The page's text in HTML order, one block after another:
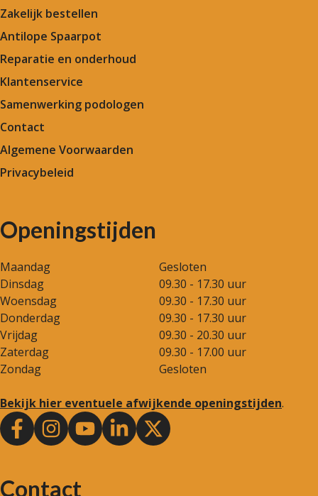
Zakelijk bestellen
Antilope Spaarpot
Reparatie en onderhoud
Klantenservice
Samenwerking podologen
Contact
Algemene Voorwaarden
Privacybeleid
Openingstijden
Maandag
Gesloten
Dinsdag
09.30 - 17.30 uur
Woensdag
09.30 - 17.30 uur
Donderdag
09.30 - 17.30 uur
Vrijdag
09.30 - 20.30 uur
Zaterdag
09.30 - 17.00 uur
Zondag
Gesloten
Bekijk hier eventuele afwijkende openingstijden.
Contact